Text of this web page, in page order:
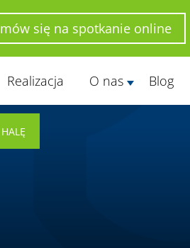
się na spotkanie online
Realizacja O nas Blog